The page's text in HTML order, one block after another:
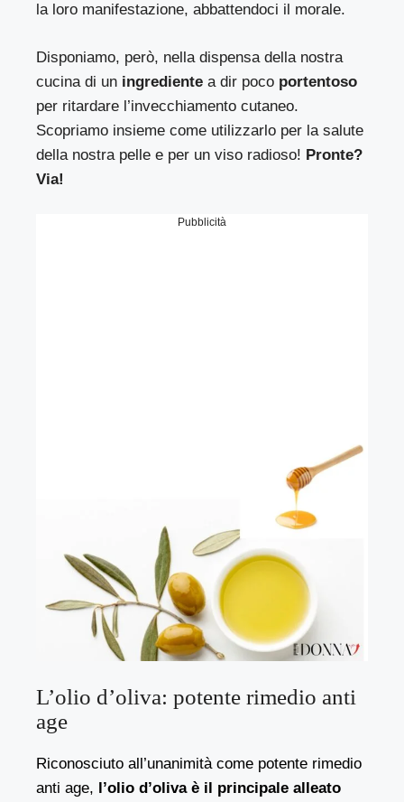
la loro manifestazione, abbattendoci il morale.
Disponiamo, però, nella dispensa della nostra
cucina di un ingrediente a dir poco portentoso
per ritardare l’invecchiamento cutaneo.
Scopriamo insieme come utilizzarlo per la salute
della nostra pelle e per un viso radioso! Pronte?
Via!
Pubblicità
L’olio d’oliva: potente rimedio anti
age
Riconosciuto all’unanimità come potente rimedio
anti age, l’olio d’oliva è il principale alleato